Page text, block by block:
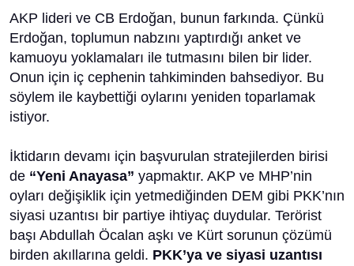
AKP lideri ve CB Erdoğan, bunun farkında. Çünkü
Erdoğan, toplumun nabzını yaptırdığı anket ve
kamuoyu yoklamaları ile tutmasını bilen bir lider.
Onun için iç cephenin tahkiminden bahsediyor. Bu
söylem ile kaybettiği oylarını yeniden toparlamak
istiyor.
İktidarın devamı için başvurulan stratejilerden birisi
de “Yeni Anayasa” yapmaktır. AKP ve MHP’nin
oyları değişiklik için yetmediğinden DEM gibi PKK’nın
siyasi uzantısı bir partiye ihtiyaç duydular. Terörist
başı Abdullah Öcalan aşkı ve Kürt sorunun çözümü
birden akıllarına geldi. PKK’ya ve siyasi uzantısı